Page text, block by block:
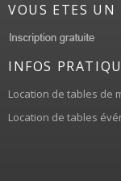
VOUS ETES UN
INFOS
Location de tables de
Location de tables